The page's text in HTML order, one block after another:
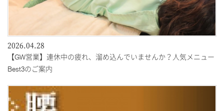
2026.04.28
【GW営業】連休中の疲れ、溜め込んでいませんか？人気メニュー
Best3のご案内